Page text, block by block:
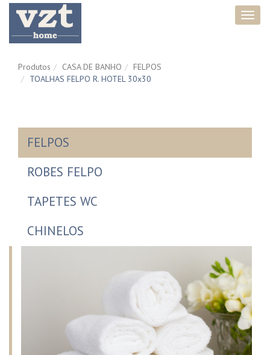
Produtos CASA DE BANHO
FELPOS
TOALHAS FELPO R. HOTEL 30x30
FELPOS
ROBES FELPO
TAPETES WC
CHINELOS